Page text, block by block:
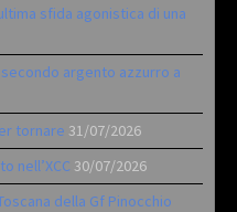
sfida agonistica di una
secondo argento azzurro a
tornare 31/07/2026
nell’XCC 30/07/2026
della Gf Pinocchio